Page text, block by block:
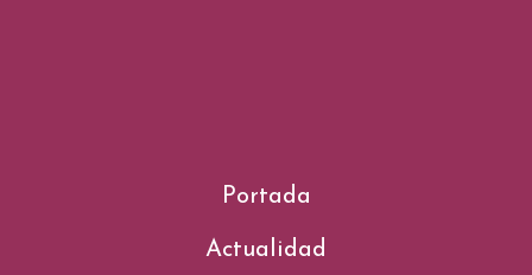
Portada
Actualidad